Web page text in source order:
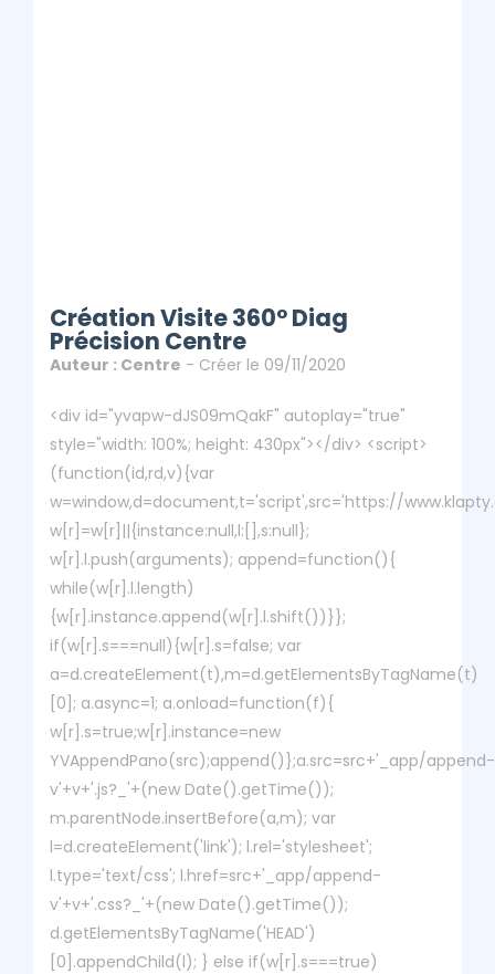
Création Visite 360° Diag
Précision Centre
Auteur : Centre - Créer le 09/11/2020
<div id="yvapw-dJS09mQakF" autoplay="true"
style="width: 100%; height: 430px"></div> <script>
(function(id,rd,v){var
w=window,d=document,t='script',src='https://
w[r]=w[r]||{instance:null,l:[],s:null};
w[r].l.push(arguments); append=function(){
while(w[r].l.length)
{w[r].instance.append(w[r].l.shift())}};
if(w[r].s===null){w[r].s=false; var
a=d.createElement(t),m=d.getElementsByTagName(t)
[0]; a.async=1; a.onload=function(f){
w[r].s=true;w[r].instance=new
YVAppendPano(src);append()};a.src=src+'_app/append-
v'+v+'.js?_'+(new Date().getTime());
m.parentNode.insertBefore(a,m); var
l=d.createElement('link'); l.rel='stylesheet';
l.type='text/css'; l.href=src+'_app/append-
v'+v+'.css?_'+(new Date().getTime());
d.getElementsByTagName('HEAD')
[0].appendChild(l); } else if(w[r].s===true)